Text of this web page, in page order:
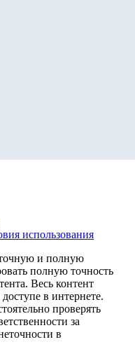
использования
точную и полную
полную точность
Весь контент
в интернете.
проверять
за
в